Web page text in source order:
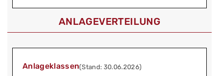
ANLAGEVERTEILUNG
Anlageklassen(Stand: 30.06.2026)